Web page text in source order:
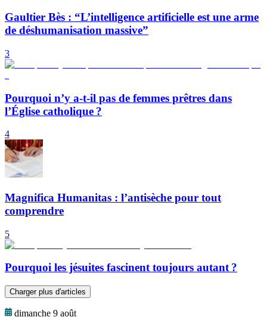
Gaultier Bès : “L’intelligence artificielle est une arme
de déshumanisation massive”
3
Pourquoi n’y a-t-il pas de femmes prêtres dans
l’Église catholique ?
4
Magnifica Humanitas : l’antisèche pour tout
comprendre
5
Pourquoi les jésuites fascinent toujours autant ?
Charger plus d'articles
dimanche 9 août